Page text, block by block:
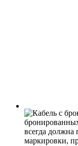
всегда должна
маркировки,